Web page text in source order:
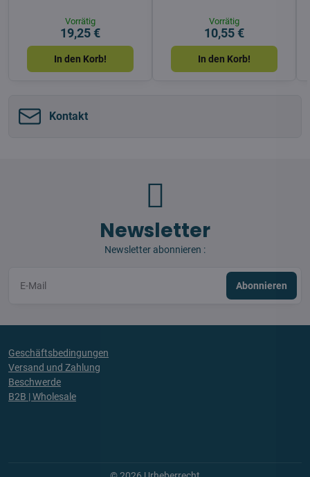
Vorrätig
19,25 €
In den Korb!
Vorrätig
10,55 €
In den Korb!
Kontakt
Newsletter
Newsletter abonnieren :
Abonnieren
Geschäftsbedingungen
Versand und Zahlung
Beschwerde
B2B | Wholesale